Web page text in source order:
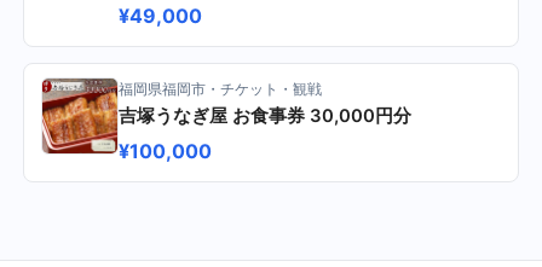
¥49,000
福岡県福岡市・チケット・観戦
吉塚うなぎ屋 お食事券 30,000円分
¥100,000